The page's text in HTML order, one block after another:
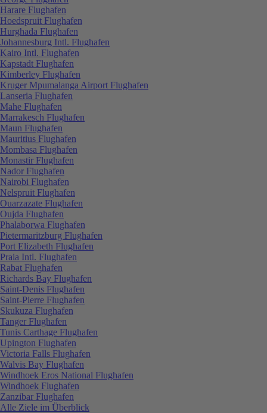
Harare Flughafen
Hoedspruit Flughafen
Hurghada Flughafen
Johannesburg Intl. Flughafen
Kairo Intl. Flughafen
Kapstadt Flughafen
Kimberley Flughafen
Kruger Mpumalanga Airport Flughafen
Lanseria Flughafen
Mahe Flughafen
Marrakesch Flughafen
Maun Flughafen
Mauritius Flughafen
Mombasa Flughafen
Monastir Flughafen
Nador Flughafen
Nairobi Flughafen
Nelspruit Flughafen
Ouarzazate Flughafen
Oujda Flughafen
Phalaborwa Flughafen
Pietermaritzburg Flughafen
Port Elizabeth Flughafen
Praia Intl. Flughafen
Rabat Flughafen
Richards Bay Flughafen
Saint-Denis Flughafen
Saint-Pierre Flughafen
Skukuza Flughafen
Tanger Flughafen
Tunis Carthage Flughafen
Upington Flughafen
Victoria Falls Flughafen
Walvis Bay Flughafen
Windhoek Eros National Flughafen
Windhoek Flughafen
Zanzibar Flughafen
Alle Ziele im Überblick